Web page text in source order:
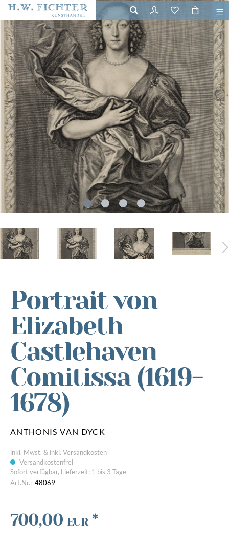
Portrait von
Elizabeth
Castlehaven
Comitissa (1619-
1678)
ANTHONIS VAN DYCK
inkl. Mwst. & inkl. Versandkosten
Versandkostenfrei
Sofort verfügbar, Lieferzeit: 1 bis 3 Tage
Art.Nr.: 48069
700,00 EUR *